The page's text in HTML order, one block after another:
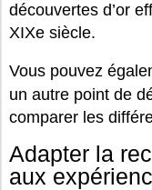
découvertes d’or
XIXe siècle.
Vous pouvez
un autre point de
comparer les
Adapter la
aux